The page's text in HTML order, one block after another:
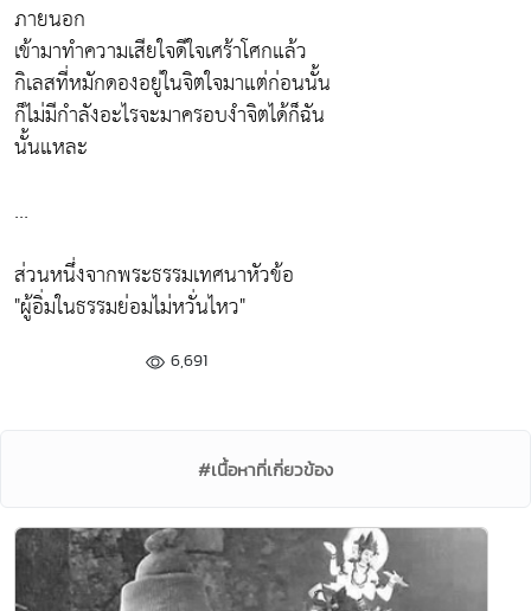
ภายนอก
เข้ามาทำความเสียใจดีใจเศร้าโศกแล้ว
กิเลสที่หมักดองอยู่ในจิตใจมาแต่ก่อนนั้น
ก็ไม่มีกำลังอะไรจะมาครอบงำจิตได้ก็ฉัน
นั้นแหละ
...
ส่วนหนึ่งจากพระธรรมเทศนาหัวข้อ
"ผู้อิ่มในธรรมย่อมไม่หวั่นไหว"
6,691
#เนื้อหาที่เกี่ยวข้อง